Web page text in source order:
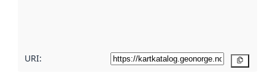
URI: